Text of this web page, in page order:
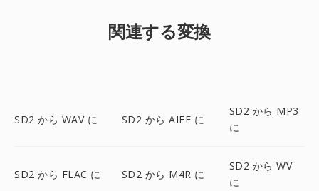
関連する変換
SD2 から WAV に SD2 から AIFF に
SD2 から MP3
に
SD2 から FLAC に SD2 から M4R に
SD2 から WV
に